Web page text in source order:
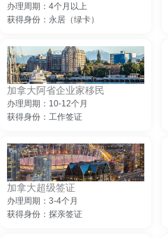
办理周期：4个月以上
获得身份：永居（绿卡）
加拿大阿省企业家移民
办理周期：10-12个月
获得身份：工作签证
加拿大超级签证
办理周期：3-4个月
获得身份：探亲签证